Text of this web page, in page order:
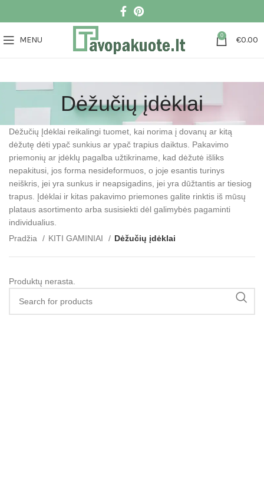
MENU 0 €0.00
Dėžučių įdėklai
Dėžučių Įdėklai reikalingi tuomet, kai norima į dovanų ar kitą
dėžutę dėti ypač sunkius ar ypač trapius daiktus. Pakavimo
priemonių ar įdėklų pagalba užtikriname, kad dėžutė išliks
nepakitusi, jos forma nesideformuos, o joje esantis turinys
neiškris, jei yra sunkus ir neapsigadins, jei yra dūžtantis ar tiesiog
trapus. Įdėklai ir kitas pakavimo priemones galite rinktis iš mūsų
plataus asortimento arba susisiekti dėl galimybės pagaminti
individualius.
Pradžia
KITI GAMINIAI Dėžučių įdėklai
Produktų nerasta.